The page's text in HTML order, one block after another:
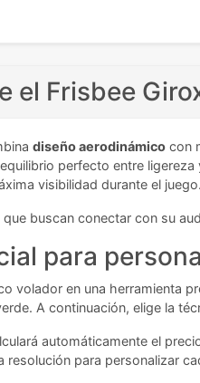
el Frisbee
diseño aerodinámico con
perfecto entre
visibilidad durante el juego.
que buscan conectar con su
para
volador en una herramienta
A continuación, elige la
automáticamente el
resolución para personalizar